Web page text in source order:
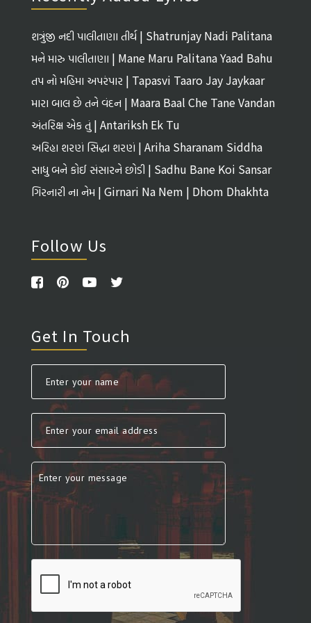
तुज विरहमां तडपी रहया गौतम तणा प्यारा नयन,
ने अश्रुधारे वही रह्यां गौतम तणा प्यारा नयन;
तारी कृपाथी झळहळ्या गौतम तणा प्यारा नयन,
करुणारसे अंजन करो जेथी खूले मारा नयन.. (१६)
तिमिर टळ्युं मुज जीवनमां जोया थकी तारा नयन,
खुशीओ छवाइ दिल महीं जोया थकी तारा नयन,
आधि टळी व्याधि टळी जोया थकी तारा नयन,
करुणारसे अंजन करो जेथी खूले मारा नयन.. (१७)
प्रतिबिंब रुपे झळहळे मुज नयनमां तारा नयन;
लागी रह्युं तेथी मने नीरखी प्रभु तारा नयन,
मारा नयन तारा नयन तारा नयन मारा नयन.. (१८)
શત્રુંજી નદી પાલીતાણા તીર્થ | Shatrunjay Nadi Palitana
Tirth
મને મારુ પાલીતાણા | Mane Maru Palitana Yaad Bahu
તપ નો મહિમા અપરંપાર | Tapasvi Taaro Jay Jaykaar
મારા બાલ છે તને વંદન | Maara Baal Che Tane Vandan
અંતરિક્ષ એક તું | Antariksh Ek Tu
અરિહા શરણં સિદ્ધા શરણં | Ariha Sharanam Siddha
Sharanam
સાધુ બને કોઈ સંસારને છોડી | Sadhu Bane Koi Sansar
Ne Chhodi
ગિરનારી ના નેમ | Girnari Na Nem | Dhom Dhakhta
Follow Us
Get In Touch